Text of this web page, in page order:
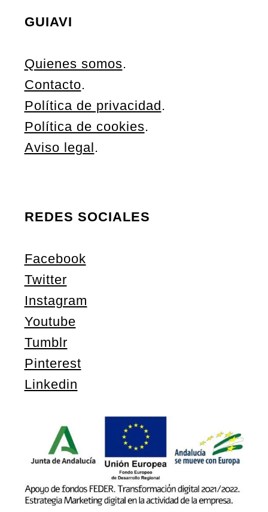
GUIAVI
Quienes somos.
Contacto.
Política de privacidad.
Política de cookies.
Aviso legal.
REDES SOCIALES
Facebook
Twitter
Instagram
Youtube
Tumblr
Pinterest
Linkedin